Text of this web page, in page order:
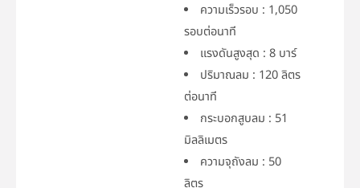
ความเร็วรอบ : 1,050
รอบต่อนาที
แรงดันสูงสุด : 8 บาร์
ปริมาณลม : 120 ลิตร
ต่อนาที
กระบอกสูบลม : 51
มิลลิเมตร
ความจุถังลม : 50
ลิตร